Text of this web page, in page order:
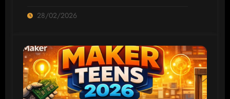
28/02/2026